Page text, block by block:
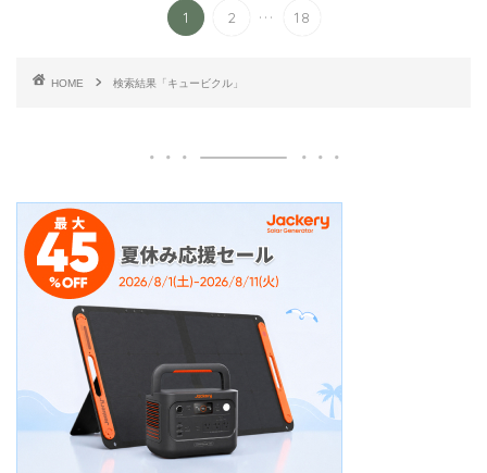
1 2 ... 18
HOME 検索結果「キュービクル」